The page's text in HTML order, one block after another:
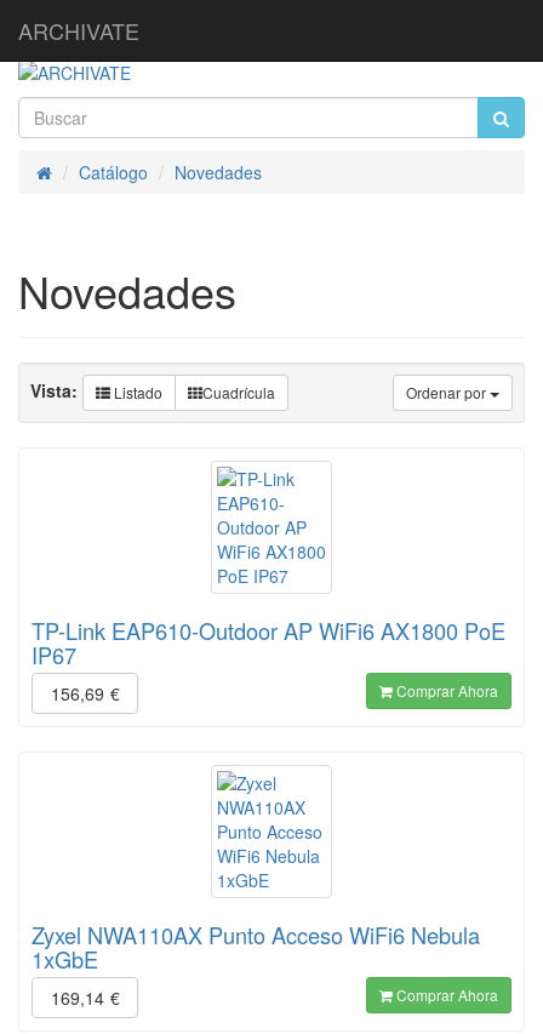
ARCHIVATE
InicioCatálogo Novedades
Novedades
Ordenar por
Vista: Listado Cuadrícula
TP-Link EAP610-Outdoor AP WiFi6 AX1800 PoE
IP67
156,69 € Comprar Ahora
Zyxel NWA110AX Punto Acceso WiFi6 Nebula
1xGbE
169,14 € Comprar Ahora